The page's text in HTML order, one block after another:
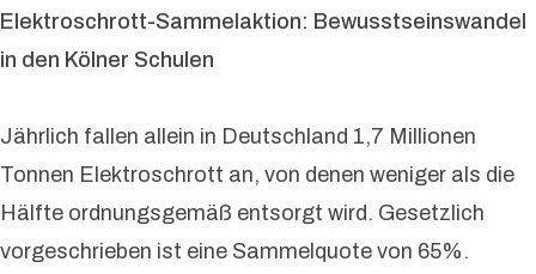
Elektroschrott-Sammelaktion: Bewusstseinswandel
in den Kölner Schulen
Jährlich fallen allein in Deutschland 1,7 Millionen
Tonnen Elektroschrott an, von denen weniger als die
Hälfte ordnungsgemäß entsorgt wird. Gesetzlich
vorgeschrieben ist eine Sammelquote von 65%.